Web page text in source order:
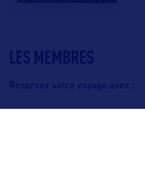
LES MEMBRES
Réservez votre voyage avec :